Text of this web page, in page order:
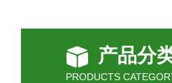
OEMER
OEMER
产品分
PRODUCTS